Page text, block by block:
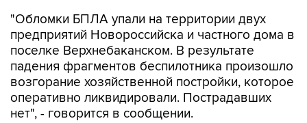
"Обломки БПЛА упали на территории двух
предприятий Новороссийска и частного дома в
поселке Верхнебаканском. В результате
падения фрагментов беспилотника произошло
возгорание хозяйственной постройки, которое
оперативно ликвидировали. Пострадавших
нет", - говорится в сообщении.